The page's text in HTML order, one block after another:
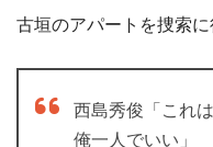
古垣のアパートを捜索に
西島秀俊「これ
俺一人でいい」